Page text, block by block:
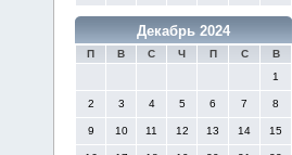
Декабрь 2024
П В С Ч П С
В
1
2 3 4 5 6 7 8
9 10 11 12 13 14 15